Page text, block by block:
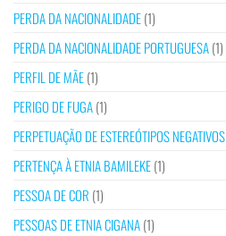
PERDA DA NACIONALIDADE(1)
PERDA DA NACIONALIDADE PORTUGUESA(1)
PERFIL DE MÃE(1)
PERIGO DE FUGA(1)
PERPETUAÇÃO DE ESTEREÓTIPOS NEGATIVOS
PERTENÇA À ETNIA BAMILEKE(1)
PESSOA DE COR (1)
PESSOAS DE ETNIA CIGANA(1)